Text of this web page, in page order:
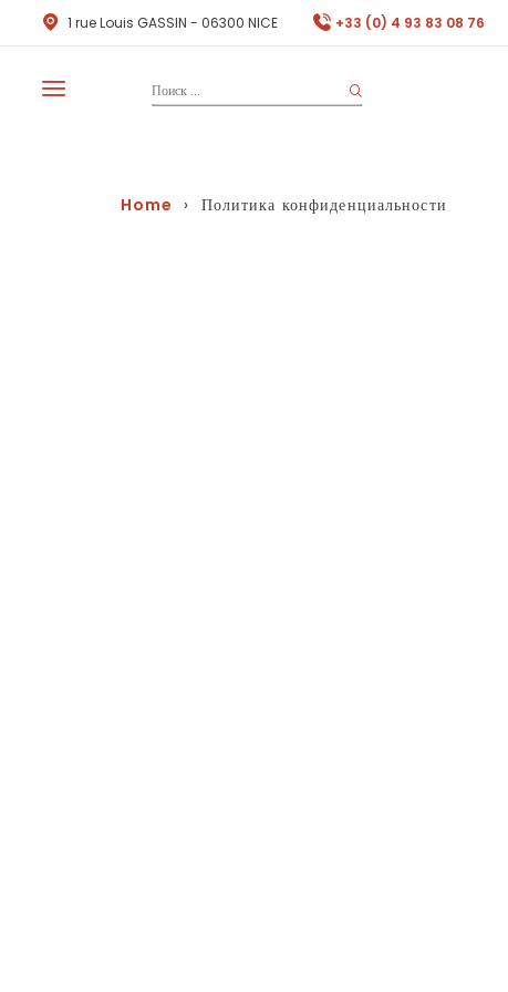
1 rue Louis GASSIN - 06300 NICE +33 (0) 4 93 83 08 76
Home › Политика конфиденциальности